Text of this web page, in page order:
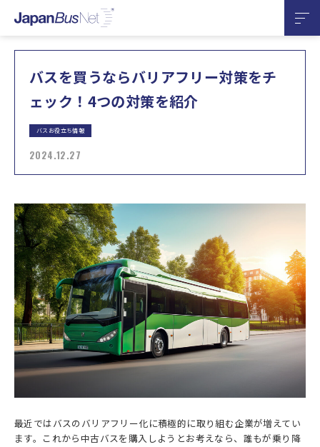
バスを買うならバリアフリー対策をチ
ェック！4つの対策を紹介
バスお役立ち情報
2024.12.27
最近ではバスのバリアフリー化に積極的に取り組む企業が増えてい
ます。これから中古バスを購入しようとお考えなら、誰もが乗り降